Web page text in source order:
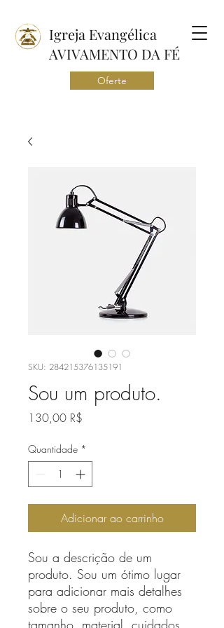
Igreja Evangélica
AVIVAMENTO DA FÉ
Oferte
SKU: 284215376135191
Sou um produto.
130,00 R$
Quantidade *
Adicionar ao carrinho
Sou a descrição de um
produto. Sou um ótimo lugar
para adicionar mais detalhes
sobre o seu produto, como
tamanho, material, cuidados